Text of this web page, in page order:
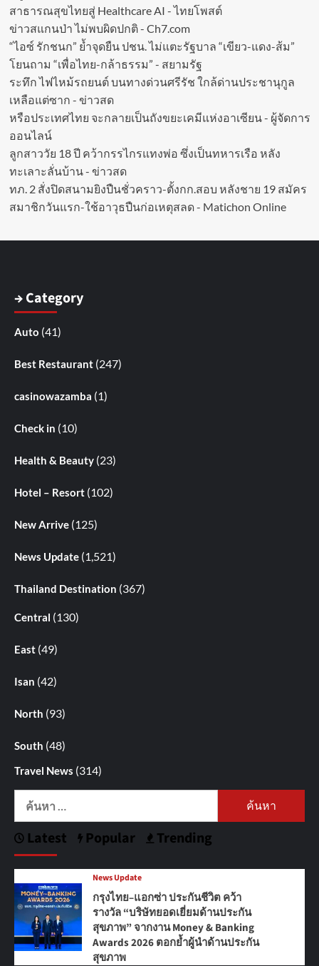
สาธารณสุขไทยสู่ Healthcare AI - ไทยโพสต์
ข่าวสแกนป่า ไม่พบผิดปกติ - Ch7.com
“ไอซ์ รักชนก” ย้ำจุดยืน ปชน. ไม่แตะรัฐบาล “เขียว-แดง-ส้ม”
โยนถาม “เพื่อไทย-กล้าธรรม” - สยามรัฐ
ระทึก ไฟไหม้รถยนต์ บนทางด่วนศรีรัช ใกล้ด่านประชานุกูล
เหลือแต่ซาก - ข่าวสด
หรือประเทศไทย จะกลายเป็นถังขยะเคมีแห่งอาเซียน - ผู้จัดการ
ออนไลน์
ลูกสาววัย 18 ปี คว้ากรรไกรแทงพ่อ ซึ่งเป็นทหารเรือ หลัง
ทะเลาะลั่นบ้าน - ข่าวสด
ทภ. 2 สั่งปิดสนามยิงปืนชั่วคราว-ตั้งกก.สอบ หลังชาย 19 สมัคร
สมาชิกวันแรก-ใช้อาวุธปืนก่อเหตุสลด - Matichon Online
→ Category
Auto (41)
Best Restaurant (247)
casinowazamba (1)
Check in (10)
Health & Beauty (23)
Hotel – Resort (102)
New Arrive (125)
News Update (1,521)
Thailand Destination (367)
Central (130)
East (49)
Isan (42)
North (93)
South (48)
Travel News (314)
ค้นหา
Latest Popular Trending
News Update
กรุงไทย–แอกซ่า ประกันชีวิต คว้า
รางวัล “บริษัทยอดเยี่ยมด้านประกัน
สุขภาพ” จากงาน Money & Banking
Awards 2026 ตอกย้ำผู้นำด้านประกัน
สุขภาพ